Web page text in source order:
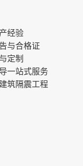
经验
与合格证
定制
一站式服务
筑隔震工程